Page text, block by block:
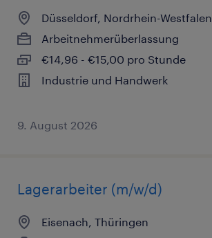
Düsseldorf, Nordrhein-Westfalen
Arbeitnehmerüberlassung
€14,96 - €15,00 pro Stunde
Industrie und Handwerk
9. August 2026
Lagerarbeiter (m/w/d)
Eisenach, Thüringen